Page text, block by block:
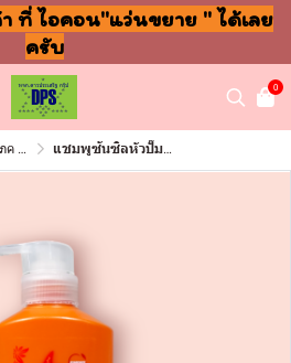
ที่ ไอคอน"แว่นขยาย " ได้เลย
ครับ
0
งฟัน แชมพูซันซิลหัวปั๊ม 325ml ส้ม บำรุงผมเสีย (ขวด)